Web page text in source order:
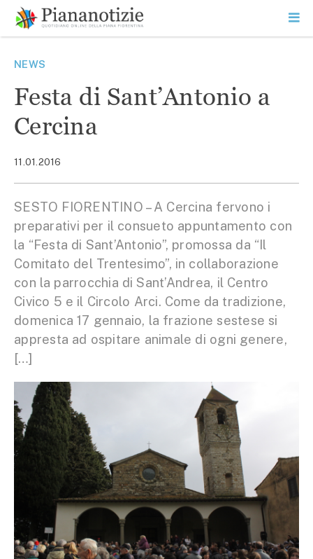
contenuto
SEARCH
NEWS
Festa di Sant’Antonio a
Cercina
11.01.2016
SESTO FIORENTINO – A Cercina fervono i
preparativi per il consueto appuntamento con
la “Festa di Sant’Antonio”, promossa da “Il
Comitato del Trentesimo”, in collaborazione
con la parrocchia di Sant’Andrea, il Centro
Civico 5 e il Circolo Arci. Come da tradizione,
domenica 17 gennaio, la frazione sestese si
appresta ad ospitare animale di ogni genere,
[…]